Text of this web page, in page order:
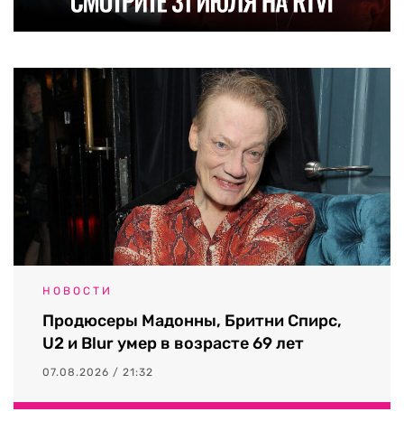
НОВОСТИ
Продюсеры Мадонны, Бритни Спирс,
U2 и Blur умер в возрасте 69 лет
07.08.2026 / 21:32